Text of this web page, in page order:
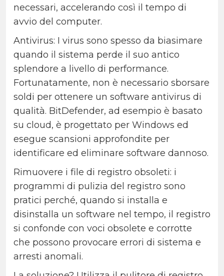
necessari, accelerando così il tempo di
avvio del computer.
Antivirus: I virus sono spesso da biasimare
quando il sistema perde il suo antico
splendore a livello di performance.
Fortunatamente, non è necessario sborsare
soldi per ottenere un software antivirus di
qualità. BitDefender, ad esempio è basato
su cloud, è progettato per Windows ed
esegue scansioni approfondite per
identificare ed eliminare software dannoso.
Rimuovere i file di registro obsoleti: i
programmi di pulizia del registro sono
pratici perché, quando si installa e
disinstalla un software nel tempo, il registro
si confonde con voci obsolete e corrotte
che possono provocare errori di sistema e
arresti anomali.